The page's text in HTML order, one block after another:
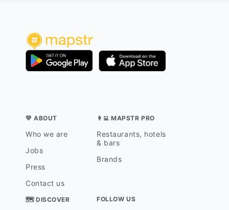
💛 ABOUT
Who we are
Jobs
Press
Contact us
👨‍💻 MAPSTR PRO
Restaurants, hotels
& bars
Brands
🗺 DISCOVER FOLLOW US